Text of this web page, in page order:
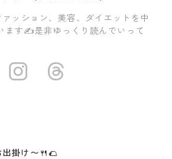
ッション、美容、ダイエットを中
ます✍️是非ゆっくり読んでいって
https://
掛け〜🍴🌮